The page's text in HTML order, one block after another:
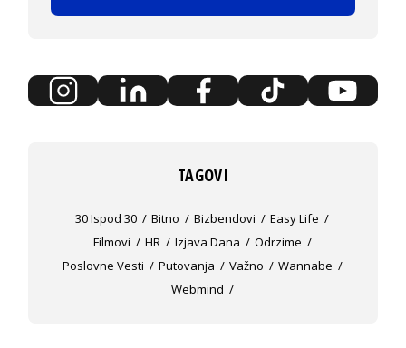
TAGOVI
30 Ispod 30 Bitno Bizbendovi
Easy Life
Filmovi
HR Izjava Dana
Odrzime
Poslovne Vesti
Putovanja Važno
Wannabe
Webmind